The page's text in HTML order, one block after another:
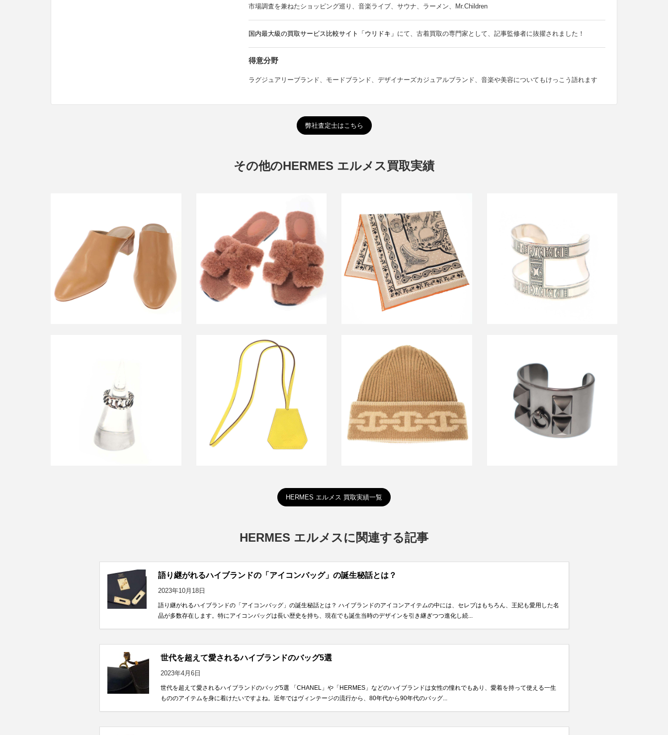
市場調査を兼ねたショッピング巡り、音楽ライブ、サウナ、ラーメン、Mr.Children
国内最大級の買取サービス比較サイト「ウリドキ」 にて、古着買取の専門家として、記事監修者に抜擢されました！
得意分野
ラグジュアリーブランド、モードブランド、デザイナーズカジュアルブランド、音楽や美容についてもけっこう語れます
弊社査定士はこちら
その他のHERMES エルメス買取実績
エルメス レザーミュールサンダル
買取金額18,000円
詳しく見る
エルメス オランムートンファーサンダ
ル
買取金額12,000円
詳しく見る
エルメス 26SS Etriers Remix bandana
55 鐙・シルクバンダナ
買取金額20,400円
詳しく見る
エルメス TUAREG GM トゥアレグGM
シルバーバングルブレスレット
買取金額150,000円
詳しく見る
ーチェーンリング
買取金額50,000円
詳しく見る
エルメス ハットクリップ カピュシーヌ
買取金額30,000円
詳しく見る
エルメス Heaven Chaine D’ancre シェ
ーヌ・ダンクル ジャガードカシミヤニ
ットキャップ
買取金額26,400円
詳しく見る
エルメス Collier de Chien Noir Bracelet
コリエドシアン バングル ブレスレット
買取金額26,400円
詳しく見る
HERMES エルメス 買取実績一覧
HERMES エルメスに関連する記事
語り継がれるハイブランドの「アイコンバッグ」の誕生秘話とは？
2023年10月18日
語り継がれるハイブランドの「アイコンバッグ」の誕生秘話とは？ ハイブランドのアイコンアイテムの中には、セレブはもちろん、王妃も愛用した名
品が多数存在します。特にアイコンバッグは長い歴史を持ち、現在でも誕生当時のデザインを引き継ぎつつ進化し続...
世代を超えて愛されるハイブランドのバッグ5選
2023年4月6日
世代を超えて愛されるハイブランドのバッグ5選 「CHANEL」や「HERMES」などのハイブランドは女性の憧れでもあり、愛着を持って使える一生
もののアイテムを身に着けたいですよね。近年ではヴィンテージの流行から、80年代から90年代のバッグ...